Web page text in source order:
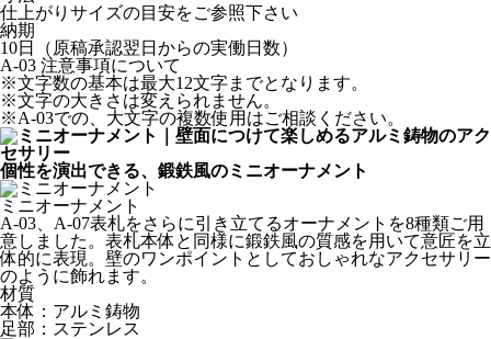
仕上がりサイズの目安をご参照下さい
納期
10日（原稿承認翌日からの実働日数）
A-03 注意事項について
※文字数の基本は最大12文字までとなります。
※文字の大きさは変えられません。
※A-03での、大文字の複数使用はご相談ください。
個性を演出できる、鍛鉄風のミニオーナメント
ミニオーナメント
A-03、A-07表札をさらに引き立てるオーナメントを8種類ご用
意しました。表札本体と同様に鍛鉄風の質感を用いて意匠を立
体的に表現。壁のワンポイントとしておしゃれなアクセサリー
のように飾れます。
材質
本体：アルミ鋳物
足部：ステンレス